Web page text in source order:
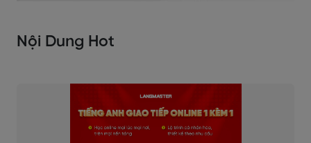
Nội Dung Hot